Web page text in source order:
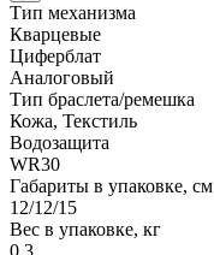
Тип механизма
Кварцевые
Циферблат
Аналоговый
Тип браслета/ремешка
Кожа, Текстиль
Водозащита
WR30
Габариты в упаковке, см
12/12/15
Вес в упаковке, кг
0.3